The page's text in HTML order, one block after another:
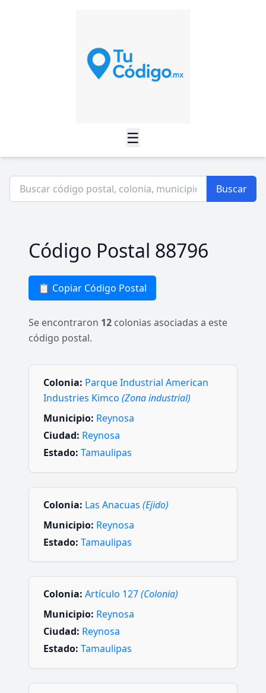
☰
Buscar
Código Postal 88796
📋 Copiar Código Postal
Se encontraron 12 colonias asociadas a este
código postal.
Colonia: Parque Industrial American
Industries Kimco (Zona industrial)
Municipio: Reynosa
Ciudad: Reynosa
Estado: Tamaulipas
Colonia: Las Anacuas (Ejido)
Municipio: Reynosa
Estado: Tamaulipas
Colonia: Artículo 127(Colonia)
Municipio: Reynosa
Ciudad: Reynosa
Estado: Tamaulipas